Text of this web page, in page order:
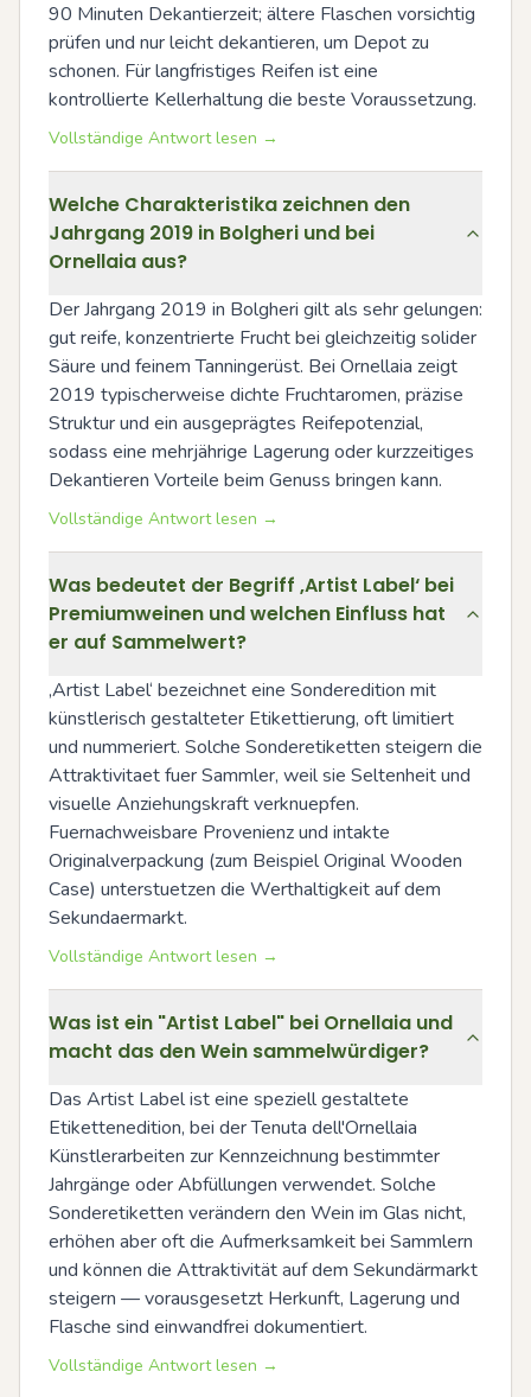
90 Minuten Dekantierzeit; ältere Flaschen vorsichtig
prüfen und nur leicht dekantieren, um Depot zu
schonen. Für langfristiges Reifen ist eine
kontrollierte Kellerhaltung die beste Voraussetzung.
Vollständige Antwort lesen →
Welche Charakteristika zeichnen den
Jahrgang 2019 in Bolgheri und bei
Ornellaia aus?
Der Jahrgang 2019 in Bolgheri gilt als sehr gelungen:
gut reife, konzentrierte Frucht bei gleichzeitig solider
Säure und feinem Tanningerüst. Bei Ornellaia zeigt
2019 typischerweise dichte Fruchtaromen, präzise
Struktur und ein ausgeprägtes Reifepotenzial,
sodass eine mehrjährige Lagerung oder kurzzeitiges
Dekantieren Vorteile beim Genuss bringen kann.
Vollständige Antwort lesen →
Was bedeutet der Begriff ‚Artist Label‘ bei
Premiumweinen und welchen Einfluss hat
er auf Sammelwert?
‚Artist Label‘ bezeichnet eine Sonderedition mit
künstlerisch gestalteter Etikettierung, oft limitiert
und nummeriert. Solche Sonderetiketten steigern die
Attraktivitaet fuer Sammler, weil sie Seltenheit und
visuelle Anziehungskraft verknuepfen.
Fuernachweisbare Provenienz und intakte
Originalverpackung (zum Beispiel Original Wooden
Case) unterstuetzen die Werthaltigkeit auf dem
Sekundaermarkt.
Vollständige Antwort lesen →
Was ist ein "Artist Label" bei Ornellaia und
macht das den Wein sammelwürdiger?
Das Artist Label ist eine speziell gestaltete
Etikettenedition, bei der Tenuta dell'Ornellaia
Künstlerarbeiten zur Kennzeichnung bestimmter
Jahrgänge oder Abfüllungen verwendet. Solche
Sonderetiketten verändern den Wein im Glas nicht,
erhöhen aber oft die Aufmerksamkeit bei Sammlern
und können die Attraktivität auf dem Sekundärmarkt
steigern — vorausgesetzt Herkunft, Lagerung und
Flasche sind einwandfrei dokumentiert.
Vollständige Antwort lesen →